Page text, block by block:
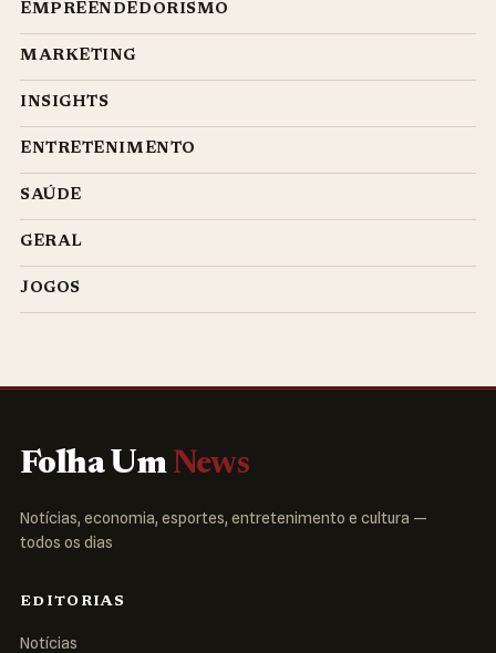
EMPREENDEDORISMO
MARKETING
INSIGHTS
ENTRETENIMENTO
SAÚDE
GERAL
JOGOS
Folha Um News
Notícias, economia, esportes, entretenimento e cultura —
todos os dias
EDITORIAS
Notícias